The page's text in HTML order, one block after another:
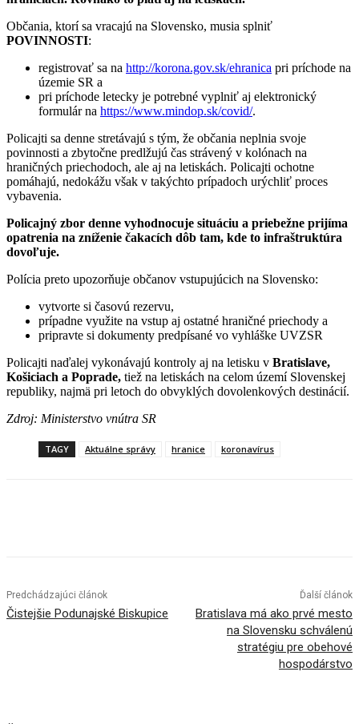
Občania, ktorí sa vracajú na Slovensko, musia splniť
POVINNOSTI:
registrovať sa na http://korona.gov.sk/ehranica pri príchode na
územie SR a
pri príchode letecky je potrebné vyplniť aj elektronický
formulár na https://www.mindop.sk/covid/.
Policajti sa denne stretávajú s tým, že občania neplnia svoje
povinnosti a zbytočne predlžujú čas strávený v kolónach na
hraničných priechodoch, ale aj na letiskách. Policajti ochotne
pomáhajú, nedokážu však v takýchto prípadoch urýchliť proces
vybavenia.
Policajný zbor denne vyhodnocuje situáciu a priebežne prijíma
opatrenia na zníženie čakacích dôb tam, kde to infraštruktúra
dovoľuje.
Polícia preto upozorňuje občanov vstupujúcich na Slovensko:
vytvorte si časovú rezervu,
prípadne využite na vstup aj ostatné hraničné priechody a
pripravte si dokumenty predpísané vo vyhláške UVZSR
Policajti naďalej vykonávajú kontroly aj na letisku v Bratislave,
Košiciach a Poprade, tiež na letiskách na celom území Slovenskej
republiky, najmä pri letoch do obvyklých dovolenkových destinácií.
Zdroj: Ministerstvo vnútra SR
TAGY Aktuálne správy hranice koronavírus
Predchádzajúci článok
Čistejšie Podunajské Biskupice
Ďalší článok
Bratislava má ako prvé mesto
na Slovensku schválenú
stratégiu pre obehové
hospodárstvo